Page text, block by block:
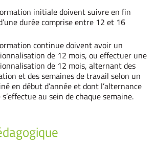
initiale doivent suivre en fin
durée comprise entre 12 et 16
continue doivent avoir un
de 12 mois, ou effectuer une
de 12 mois, alternant des
et des semaines de travail selon un
en début d’année et dont l’alternance
au sein de chaque semaine.